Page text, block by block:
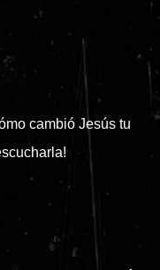
cambió Jesús tu